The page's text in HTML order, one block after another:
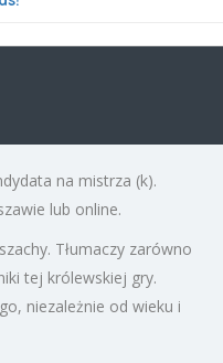
na mistrza (k).
lub online.
Tłumaczy zarówno
tej królewskiej gry.
niezależnie od wieku i